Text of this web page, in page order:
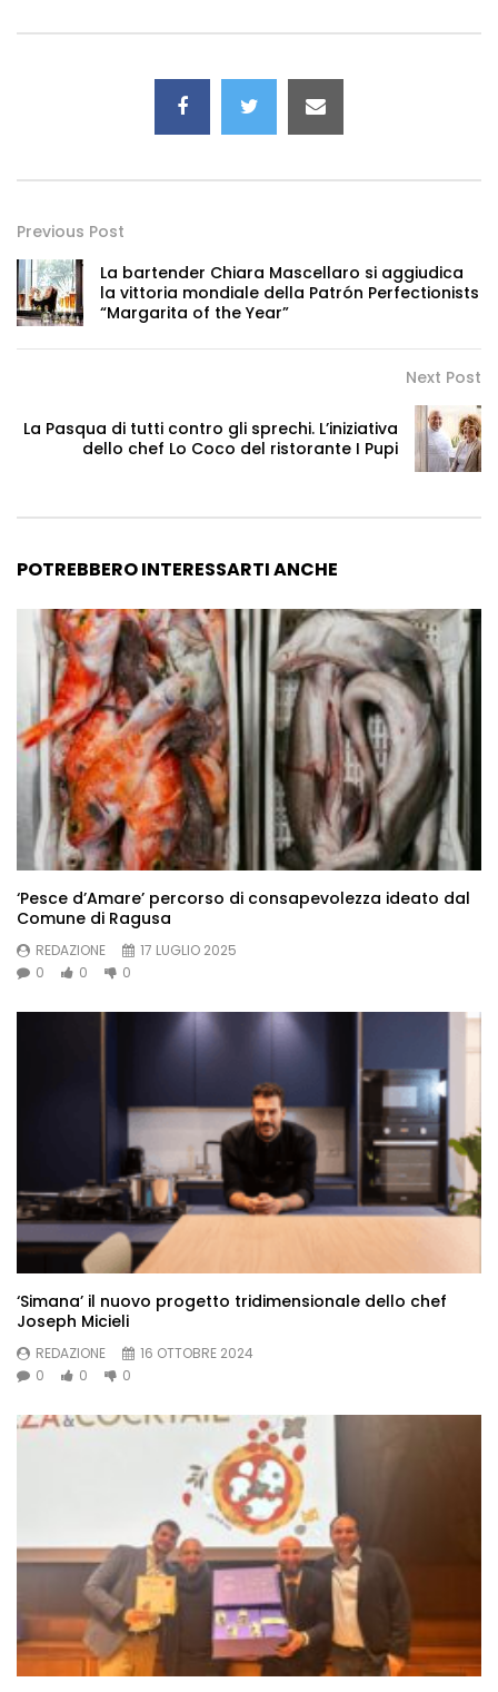
Previous Post
La bartender Chiara Mascellaro si aggiudica
la vittoria mondiale della Patrón Perfectionists
“Margarita of the Year”
Next Post
La Pasqua di tutti contro gli sprechi. L’iniziativa
dello chef Lo Coco del ristorante I Pupi
POTREBBERO INTERESSARTI ANCHE
‘Pesce d’Amare’ percorso di consapevolezza ideato dal
Comune di Ragusa
REDAZIONE
17 LUGLIO 2025
0
0 0
‘Simana’ il nuovo progetto tridimensionale dello chef
Joseph Micieli
REDAZIONE
16 OTTOBRE 2024
0
0 0